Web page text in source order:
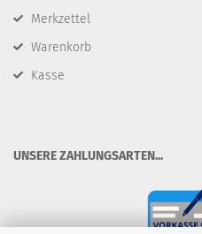
Merkzettel
Warenkorb
Kasse
​UNSERE ZAHLUNGSARTEN...